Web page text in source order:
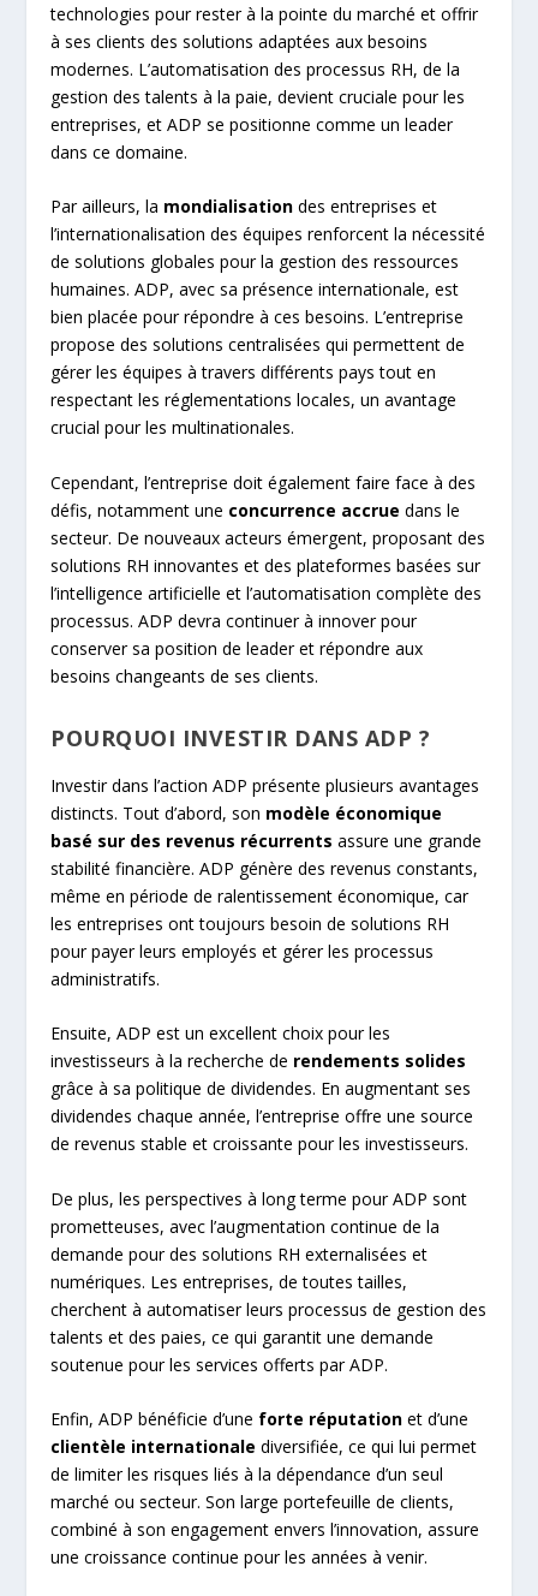
technologies pour rester à la pointe du marché et offrir
à ses clients des solutions adaptées aux besoins
modernes. L’automatisation des processus RH, de la
gestion des talents à la paie, devient cruciale pour les
entreprises, et ADP se positionne comme un leader
dans ce domaine.
Par ailleurs, la mondialisation des entreprises et
l’internationalisation des équipes renforcent la nécessité
de solutions globales pour la gestion des ressources
humaines. ADP, avec sa présence internationale, est
bien placée pour répondre à ces besoins. L’entreprise
propose des solutions centralisées qui permettent de
gérer les équipes à travers différents pays tout en
respectant les réglementations locales, un avantage
crucial pour les multinationales.
Cependant, l’entreprise doit également faire face à des
défis, notamment une concurrence accrue dans le
secteur. De nouveaux acteurs émergent, proposant des
solutions RH innovantes et des plateformes basées sur
l’intelligence artificielle et l’automatisation complète des
processus. ADP devra continuer à innover pour
conserver sa position de leader et répondre aux
besoins changeants de ses clients.
POURQUOI INVESTIR DANS ADP ?
Investir dans l’action ADP présente plusieurs avantages
distincts. Tout d’abord, son modèle économique
basé sur des revenus récurrents assure une grande
stabilité financière. ADP génère des revenus constants,
même en période de ralentissement économique, car
les entreprises ont toujours besoin de solutions RH
pour payer leurs employés et gérer les processus
administratifs.
Ensuite, ADP est un excellent choix pour les
investisseurs à la recherche de rendements solides
grâce à sa politique de dividendes. En augmentant ses
dividendes chaque année, l’entreprise offre une source
de revenus stable et croissante pour les investisseurs.
De plus, les perspectives à long terme pour ADP sont
prometteuses, avec l’augmentation continue de la
demande pour des solutions RH externalisées et
numériques. Les entreprises, de toutes tailles,
cherchent à automatiser leurs processus de gestion des
talents et des paies, ce qui garantit une demande
soutenue pour les services offerts par ADP.
Enfin, ADP bénéficie d’une forte réputation et d’une
clientèle internationale diversifiée, ce qui lui permet
de limiter les risques liés à la dépendance d’un seul
marché ou secteur. Son large portefeuille de clients,
combiné à son engagement envers l’innovation, assure
une croissance continue pour les années à venir.